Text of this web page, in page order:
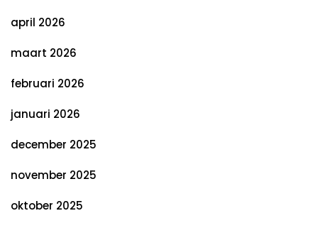
april 2026
maart 2026
februari 2026
januari 2026
december 2025
november 2025
oktober 2025